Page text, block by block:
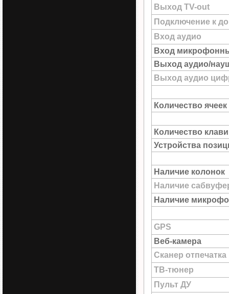
Выход TV-out
Подключение к
Вход аудио
Вход
Выход аудио/
Выход аудио
Количество
Количество
Устройства
Наличие колонок
Наличие
Наличие
GPS
Веб-камера
Сканер
ТВ-тюнер
Пульт ДУ